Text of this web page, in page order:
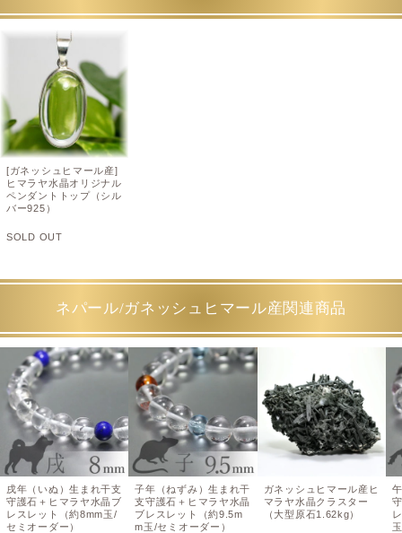
[ガネッシュヒマール産]
ヒマラヤ水晶オリジナル
ペンダントトップ（シル
バー925）
SOLD OUT
ネパール/ガネッシュヒマール産関連商品
戌年（いぬ）生まれ干支
守護石＋ヒマラヤ水晶ブ
レスレット（約8mm玉/
セミオーダー）
子年（ねずみ）生まれ干
支守護石＋ヒマラヤ水晶
ブレスレット（約9.5m
m玉/セミオーダー）
ガネッシュヒマール産ヒ
マラヤ水晶クラスター
（大型原石1.62kg）